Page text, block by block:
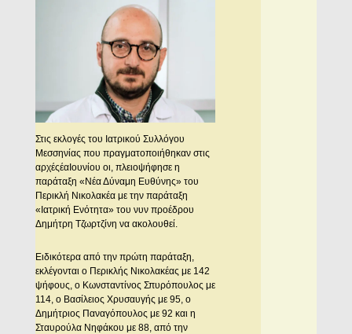
Στις εκλογές του Ιατρικού Συλλόγου
Μεσσηνίας που πραγματοποιήθηκαν στις
αρχέςέαΙουνίου οι, πλειοψήφησε η
παράταξη «Νέα Δύναμη Ευθύνης» του
Περικλή Νικολακέα με την παράταξη
«Ιατρική Ενότητα» του νυν προέδρου
Δημήτρη Τζωρτζίνη να ακολουθεί.
Ειδικότερα από την πρώτη παράταξη,
εκλέγονται ο Περικλής Νικολακέας με 142
ψήφους, ο Κωνσταντίνος Σπυρόπουλος με
114, ο Βασίλειος Χρυσαυγής με 95, ο
Δημήτριος Παναγόπουλος με 92 και η
Σταυρούλα Νηφάκου με 88, από την